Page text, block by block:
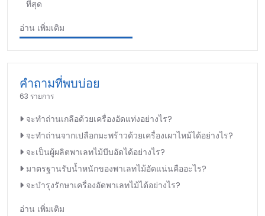
ที่สุด
อ่าน เพิ่มเติม
คำถามที่พบบ่อย
63 รายการ
จะทำถ่านเกลือด้วยเครื่องอัดแท่งอย่างไร?
จะทำถ่านจากเปลือกมะพร้าวด้วยเครื่องเผาไหม้ได้อย่างไร?
จะเป็นผู้ผลิตพาเลทไม้บีบอัดได้อย่างไร?
มาตรฐานรับน้ำหนักของพาเลทไม้อัดแน่นคืออะไร?
จะบำรุงรักษาเครื่องอัดพาเลทไม้ได้อย่างไร?
อ่าน เพิ่มเติม